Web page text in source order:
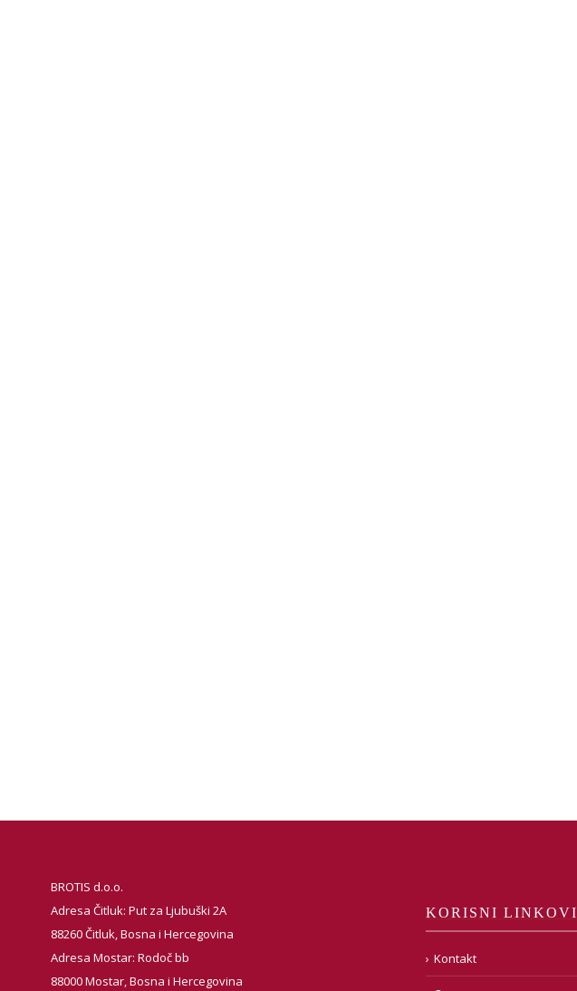
BROTIS d.o.o.
Adresa Čitluk: Put za Ljubuški 2A
88260 Čitluk, Bosna i Hercegovina
Adresa Mostar: Rodoč bb
88000 Mostar, Bosna i Hercegovina
KORISNI LINKOVI
Kontakt